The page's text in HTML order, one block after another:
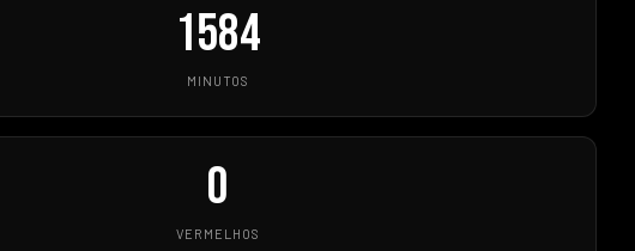
1584
MINUTOS
0
VERMELHOS